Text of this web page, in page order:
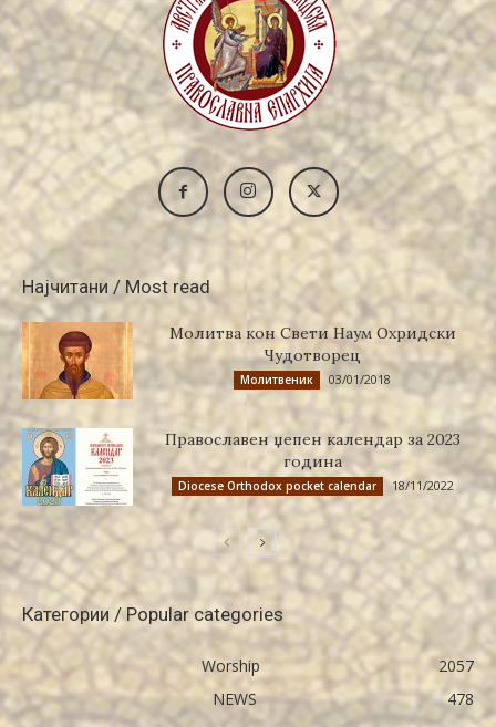
Најчитани / Most read
Молитва кон Свети Наум Охридски
Чудотворец
Молитвеник 03/01/2018
Православен џепен календар за 2023
година
Diocese Orthodox pocket calendar 18/11/2022
Категории / Popular categories
Worship
2057
NEWS
478